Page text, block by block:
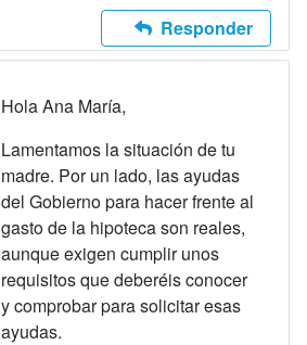
Responder
Hola Ana María,
Lamentamos la situación de tu
madre. Por un lado, las ayudas
del Gobierno para hacer frente al
gasto de la hipoteca son reales,
aunque exigen cumplir unos
requisitos que deberéis conocer
y comprobar para solicitar esas
ayudas.